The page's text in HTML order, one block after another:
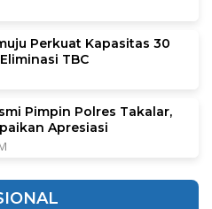
Perkuat Kapasitas 30
TBC
Pimpin Polres Takalar,
Apresiasi